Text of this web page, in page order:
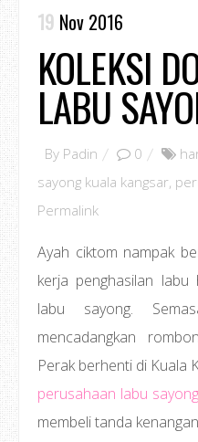
19 Nov 2016
KOLEKSI
LABU
By Padin 0
sayong kuala kangsar,
Permalink
Ayah ciktom nampak
kerja penghasilan
labu sayong.
mencadangkan
Perak berhenti di Kuala
perusahaan labu sayong
membeli tanda